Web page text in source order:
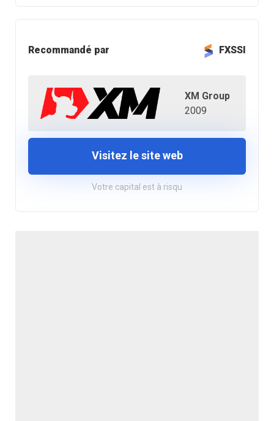
Recommandé par FXSSI
XM Group
2009
Visitez le site web
Votre capital est à risqu